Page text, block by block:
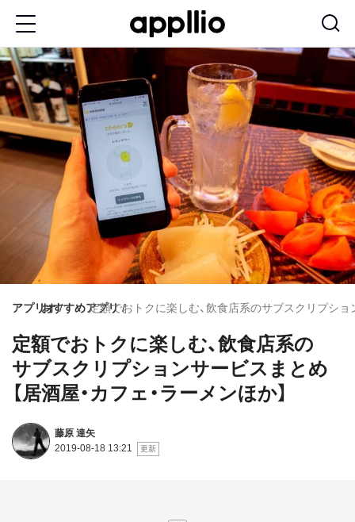
ン
コ
ン
テ
ン
移
アプリオおすすめアプリ定額でおトクに楽しむ、飲食店系のサブスクリプショ
定額でおトクに楽しむ、飲食店系の
サブスクリプションサービスまとめ
【居酒屋・カフェ・ラーメンほか】
藤原 達矢
2019-08-18 13:21